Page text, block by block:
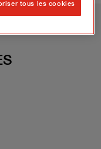
tous les cookies